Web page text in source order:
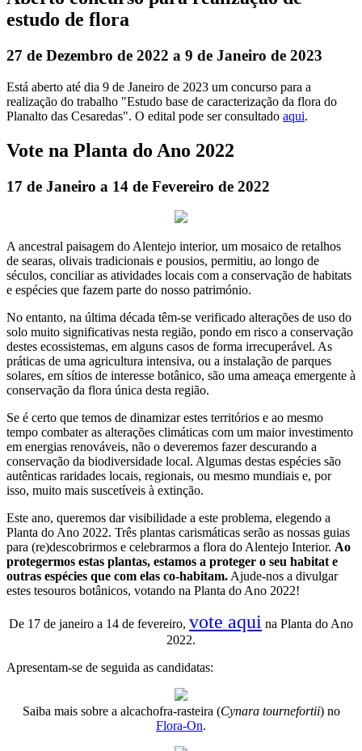
estudo de flora
27 de Dezembro de 2022 a 9 de Janeiro de 2023
Está aberto até dia 9 de Janeiro de 2023 um concurso para a
realização do trabalho "Estudo base de caracterização da flora do
Planalto das Cesaredas". O edital pode ser consultado aqui.
Vote na Planta do Ano 2022
17 de Janeiro a 14 de Fevereiro de 2022
A ancestral paisagem do Alentejo interior, um mosaico de retalhos
de searas, olivais tradicionais e pousios, permitiu, ao longo de
séculos, conciliar as atividades locais com a conservação de habitats
e espécies que fazem parte do nosso património.
No entanto, na última década têm-se verificado alterações de uso do
solo muito significativas nesta região, pondo em risco a conservação
destes ecossistemas, em alguns casos de forma irrecuperável. As
práticas de uma agricultura intensiva, ou a instalação de parques
solares, em sítios de interesse botânico, são uma ameaça emergente à
conservação da flora única desta região.
Se é certo que temos de dinamizar estes territórios e ao mesmo
tempo combater as alterações climáticas com um maior investimento
em energias renováveis, não o deveremos fazer descurando a
conservação da biodiversidade local. Algumas destas espécies são
autênticas raridades locais, regionais, ou mesmo mundiais e, por
isso, muito mais suscetíveis à extinção.
Este ano, queremos dar visibilidade a este problema, elegendo a
Planta do Ano 2022. Três plantas carismáticas serão as nossas guias
para (re)descobrirmos e celebrarmos a flora do Alentejo Interior. Ao
protegermos estas plantas, estamos a proteger o seu habitat e
outras espécies que com elas co-habitam.Ajude-nos a divulgar
estes tesouros botânicos, votando na Planta do Ano 2022!
De 17 de janeiro a 14 de fevereiro, vote aqui na Planta do Ano
2022.
Apresentam-se de seguida as candidatas:
Saiba mais sobre a alcachofra-rasteira (Cynara tournefortii) no
Flora-On.